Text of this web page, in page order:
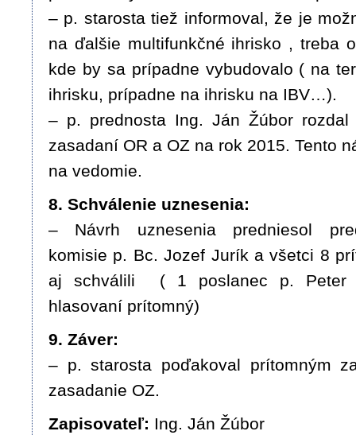
– p. starosta tiež informoval, že je
na ďalšie multifunkčné ihrisko , treba
kde by sa prípadne vybudovalo ( na
ihrisku, prípadne na ihrisku na IBV…).
– p. prednosta Ing. Ján Žúbor rozdal
zasadaní OR a OZ na rok 2015. Tento
na vedomie.
8. Schválenie uznesenia:
– Návrh uznesenia predniesol
komisie p. Bc. Jozef Jurík a všetci 8
aj schválili ( 1 poslanec p. Peter
hlasovaní prítomný)
9. Záver:
– p. starosta poďakoval prítomným
zasadanie OZ.
Zapisovateľ: Ing. Ján Žúbor